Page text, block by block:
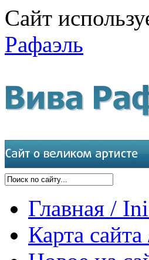
Сайт
Рафаэль
Главная /
Карта